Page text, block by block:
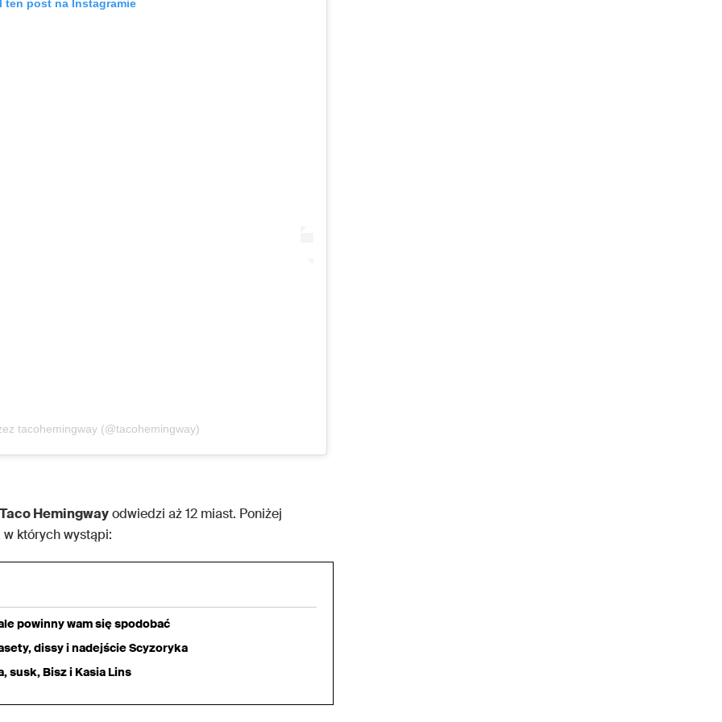
ten post na Instagramie
tacohemingway (@tacohemingway)
Taco Hemingwayodwiedzi aż 12 miast. Poniżej
których wystąpi:
powinny wam się spodobać
dissy i nadejście Scyzoryka
susk, Bisz i Kasia Lins